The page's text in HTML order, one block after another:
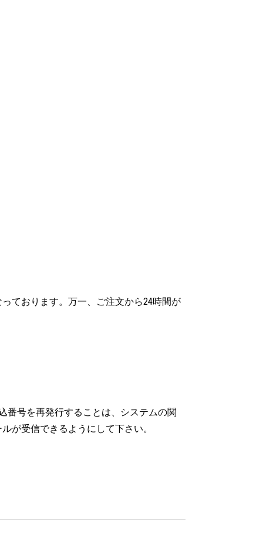
ております。万一、ご注文から24時間が
番号を再発行することは、システムの関
が受信できるようにして下さい。